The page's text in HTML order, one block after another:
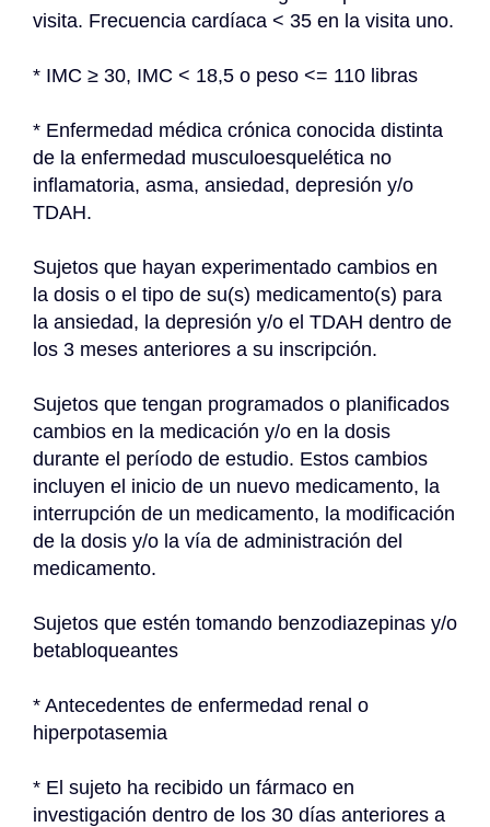
visita. Frecuencia cardíaca < 35 en la visita uno.
* IMC ≥ 30, IMC < 18,5 o peso <= 110 libras
* Enfermedad médica crónica conocida distinta
de la enfermedad musculoesquelética no
inflamatoria, asma, ansiedad, depresión y/o
TDAH.
Sujetos que hayan experimentado cambios en
la dosis o el tipo de su(s) medicamento(s) para
la ansiedad, la depresión y/o el TDAH dentro de
los 3 meses anteriores a su inscripción.
Sujetos que tengan programados o planificados
cambios en la medicación y/o en la dosis
durante el período de estudio. Estos cambios
incluyen el inicio de un nuevo medicamento, la
interrupción de un medicamento, la modificación
de la dosis y/o la vía de administración del
medicamento.
Sujetos que estén tomando benzodiazepinas y/o
betabloqueantes
* Antecedentes de enfermedad renal o
hiperpotasemia
* El sujeto ha recibido un fármaco en
investigación dentro de los 30 días anteriores a